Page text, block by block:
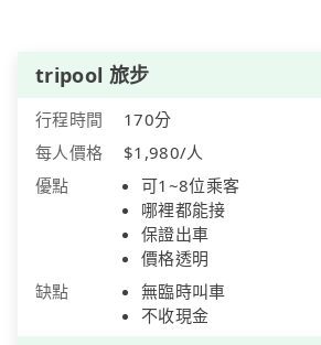
tripool 旅步
行程時間
170分
每人價格
$1,980/人
優點
可1~8位乘客
哪裡都能接
保證出車
價格透明
缺點
無臨時叫車
不收現金